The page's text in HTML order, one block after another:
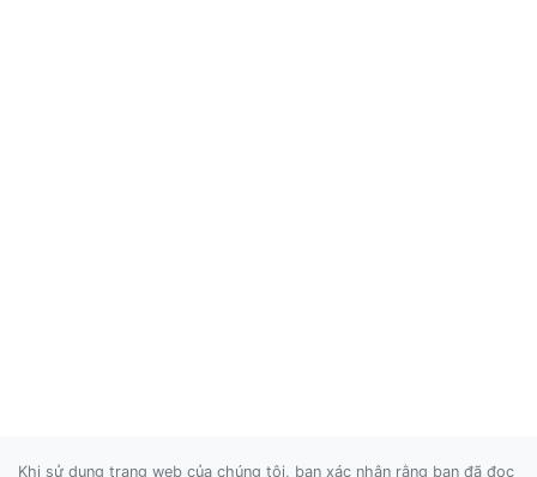
Khi sử dụng trang web của chúng tôi, bạn xác nhận rằng bạn đã đọc